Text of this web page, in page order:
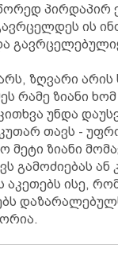
პირდაპირ
ის
ზღვარი არის
რამე ზიანი
უნდა
თავს -
მეტი ზიანი
გამოძიებას ან
აკეთებს ისე,